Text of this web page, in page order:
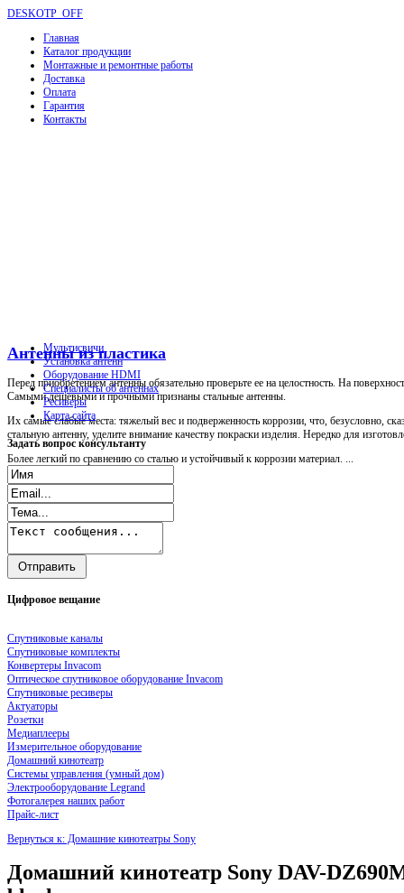
DESKOTP_OFF
Главная
Каталог продукции
Монтажные и ремонтные работы
Доставка
Оплата
Гарантия
Контакты
Антенны из пластика
Перед приобретением антенны обязательно проверьте ее на целостность. На
Самыми дешевыми и прочными признаны стальные антенны.
Их самые слабые места: тяжелый вес и подверженность коррозии, что, безусловно,
стальную антенну, уделите внимание качеству покраски изделия. Нередко для
Более легкий по сравнению со сталью и устойчивый к коррозии материал. ...
Мультисвичи
Установка антенн
Оборудование HDMI
Специалисты об антеннах
Ресиверы
Карта сайта
Задать вопрос консультанту
Цифровое вещание
Спутниковые каналы
Спутниковые комплекты
Конвертеры Invacom
Оптическое спутниковое оборудование Invacom
Спутниковые ресиверы
Актуаторы
Розетки
Медиаплееры
Измерительное оборудование
Домашний кинотеатр
Системы управления (умный дом)
Электрооборудование Legrand
Фотогалерея наших работ
Прайс-лист
Вернуться к: Домашние кинотеатры Sony
Домашний кинотеатр Sony DAV-